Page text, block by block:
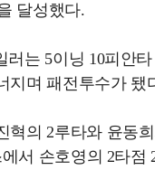
달성했다.
러는 5이닝 10피안
지며 패전투수가 됐
혁의 2루타와 윤동
서 손호영의 2타점